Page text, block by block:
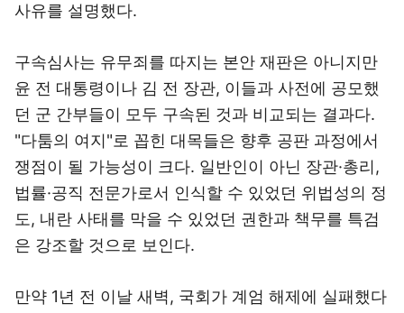
사유를 설명했다.
구속심사는 유무죄를 따지는 본안 재판은 아니지만
윤 전 대통령이나 김 전 장관, 이들과 사전에 공모했
던 군 간부들이 모두 구속된 것과 비교되는 결과다.
"다툼의 여지"로 꼽힌 대목들은 향후 공판 과정에서
쟁점이 될 가능성이 크다. 일반인이 아닌 장관·총리,
법률·공직 전문가로서 인식할 수 있었던 위법성의 정
도, 내란 사태를 막을 수 있었던 권한과 책무를 특검
은 강조할 것으로 보인다.
만약 1년 전 이날 새벽, 국회가 계엄 해제에 실패했다